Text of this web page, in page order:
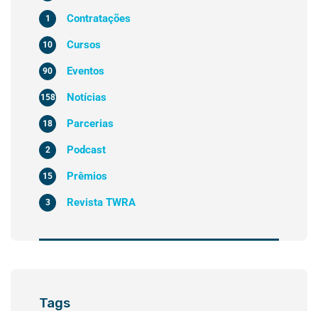
Contratações
1
Cursos
10
Eventos
90
Notícias
158
Parcerias
18
Podcast
2
Prêmios
15
Revista TWRA
3
Tags